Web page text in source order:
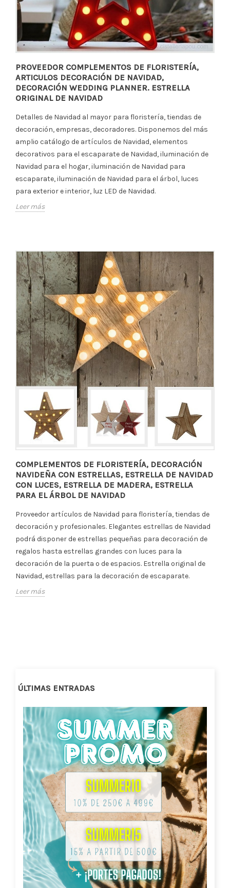
ÚLTIMAS ENTRADAS
PROVEEDOR COMPLEMENTOS DE FLORISTERÍA,
ARTICULOS DECORACIÓN DE NAVIDAD,
DECORACIÓN WEDDING PLANNER. ESTRELLA
ORIGINAL DE NAVIDAD
Detalles de Navidad al mayor para floristería, tiendas de
decoración, empresas, decoradores. Disponemos del más
amplio catálogo de artículos de Navidad, elementos
decorativos para el escaparate de Navidad, iluminación de
Navidad para el hogar, iluminación de Navidad para
escaparate, iluminación de Navidad para el árbol, luces
para exterior e interior, luz LED de Navidad.
Leer más
COMPLEMENTOS DE FLORISTERÍA, DECORACIÓN
NAVIDEÑA CON ESTRELLAS, ESTRELLA DE NAVIDAD
CON LUCES, ESTRELLA DE MADERA, ESTRELLA
PARA EL ÁRBOL DE NAVIDAD
Proveedor artículos de Navidad para floristería, tiendas de
decoración y profesionales. Elegantes estrellas de Navidad
podrá disponer de estrellas pequeñas para decoración de
regalos hasta estrellas grandes con luces para la
decoración de la puerta o de espacios. Estrella original de
Navidad, estrellas para la decoración de escaparate.
Leer más